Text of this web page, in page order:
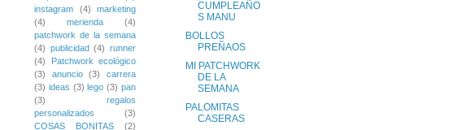
instagram
(4)
marketing
(4)
merienda
(4)
patchwork de la semana
(4) publicidad (4) runner
(4)
Patchwork ecológico
(3)
anuncio (3)
carrera
(3) ideas (3) lego (3) pan
(3)
regalos
personalizados
(3)
COSAS BONITAS
(2)
CUMPLEAÑO
S MANU
BOLLOS
PREÑAOS
MI PATCHWORK
DE LA
SEMANA
PALOMITAS
CASERAS